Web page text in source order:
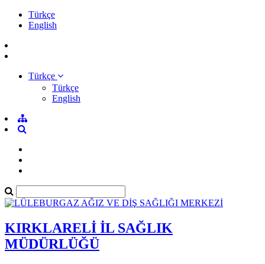
Türkçe
English
Türkçe
Türkçe
English
KIRKLARELİ İL SAĞLIK
MÜDÜRLÜĞÜ